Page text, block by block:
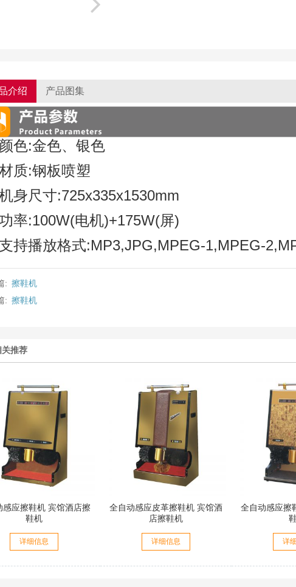
介绍 产品图集
色:金色、银色
质:钢板喷塑
身尺寸:725x335x1530mm
率:100W(电机)+175W(屏)
持播放格式:MP3,JPG,MPEG-1,MPEG-
: 擦鞋机
: 擦鞋机
关推荐
感应擦鞋机 宾馆酒店擦
鞋机
详细信息
全自动感应皮革擦鞋机 宾馆酒
店擦鞋机
详细信息
全自动感应擦
详